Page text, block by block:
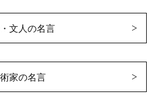
文人の名言
家の名言